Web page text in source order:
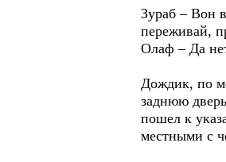
Зураб – Вон
переживай,
Олаф – Да
Дождик, по
заднюю
пошел к
местными с